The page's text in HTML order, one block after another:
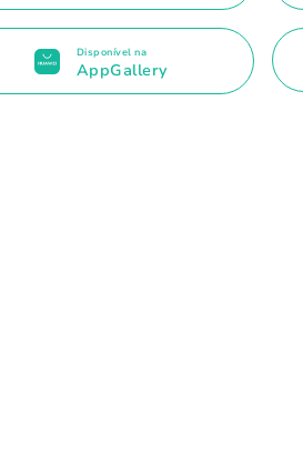
Disponível na
AppGallery